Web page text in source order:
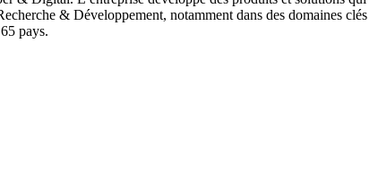
& Développement, notamment dans des domaines clés
pays.